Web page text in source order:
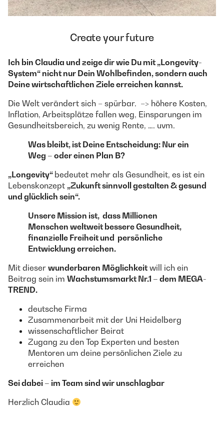
Create your future
Ich bin Claudia und zeige dir wie Du mit „Longevity-
System“ nicht nur Dein Wohlbefinden, sondern auch
Deine wirtschaftlichen Ziele erreichen kannst.
Die Welt verändert sich – spürbar. –> höhere Kosten,
Inflation, Arbeitsplätze fallen weg, Einsparungen im
Gesundheitsbereich, zu wenig Rente, …. uvm.
Was bleibt, ist Deine Entscheidung: Nur ein
Weg – oder einen Plan B?
„Longevity“ bedeutet mehr als Gesundheit, es ist ein
Lebenskonzept „Zukunft sinnvoll gestalten & gesund
und glücklich sein“.
Unsere Mission ist, dass Millionen
Menschen weltweit bessere Gesundheit,
finanzielle Freiheit und persönliche
Entwicklung erreichen.
Mit dieser wunderbaren Möglichkeit will ich ein
Beitrag sein im Wachstumsmarkt Nr.1 – dem MEGA-
TREND.
deutsche Firma
Zusammenarbeit mit der Uni Heidelberg
wissenschaftlicher Beirat
Zugang zu den Top Experten und besten
Mentoren um deine persönlichen Ziele zu
erreichen
Sei dabei – im Team sind wir unschlagbar
Herzlich Claudia